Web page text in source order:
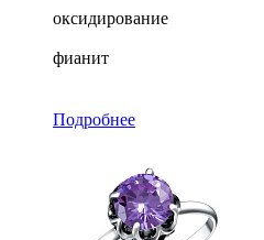
оксидирование
фианит
Подробнее